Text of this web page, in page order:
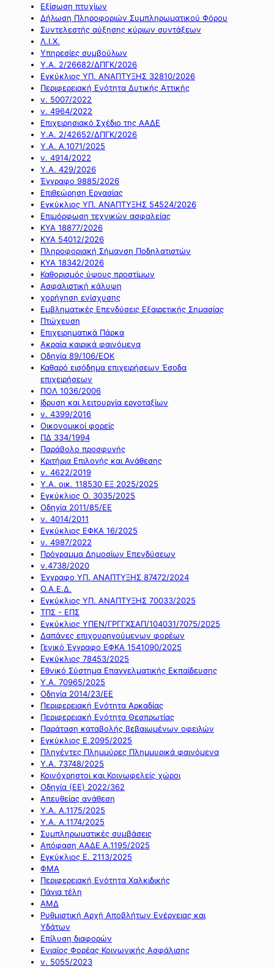
Εξίσωση πτυχίων
Δήλωση Πληροφοριών Συμπληρωματικού Φόρου
Συντελεστής αύξησης κύριων συντάξεων
Λ.Ι.Χ.
Υπηρεσίες συμβούλων
Υ.Α. 2/26682/ΔΠΓΚ/2026
Εγκύκλιος ΥΠ. ΑΝΑΠΤΥΞΗΣ 32810/2026
Περιφερειακή Ενότητα Δυτικής Αττικής
ν. 5007/2022
ν. 4964/2022
Επιχειρησιακό Σχέδιο της ΑΑΔΕ
Υ.Α. 2/42652/ΔΠΓΚ/2026
Υ.Α. Α.1071/2025
ν. 4914/2022
Υ.Α. 429/2026
Έγγραφο 9885/2026
Επιθεώρηση Εργασίας
Εγκύκλιος ΥΠ. ΑΝΑΠΤΥΞΗΣ 54524/2026
Επιμόρφωση τεχνικών ασφαλείας
ΚΥΑ 18877/2026
ΚΥΑ 54012/2026
Πληροφοριακή Σήμανση Ποδηλατιστών
ΚΥΑ 18342/2026
Καθορισμός ύψους προστίμων
Ασφαλιστική κάλυψη
χορήγηση ενίσχυσης
Εμβληματικές Επενδύσεις Εξαιρετικής Σημασίας
Πτώχευση
Επιχειρηματικά Πάρκα
Ακραία καιρικά φαινόμενα
Οδηγία 89/106/ΕΟΚ
Καθαρό εισόδημα επιχειρήσεων Έσοδα
επιχειρήσεων
ΠΟΛ 1036/2006
Ιδρυση και λειτουργία εργοταξίων
ν. 4399/2016
Οικονομικοί φορείς
ΠΔ 334/1994
Παράβολο προσφυγής
Κριτήρια Επιλογής και Ανάθεσης
ν. 4622/2019
Υ.Α. οικ. 118530 ΕΞ 2025/2025
Εγκύκλιος Ο. 3035/2025
Οδηγία 2011/85/ΕΕ
ν. 4014/2011
Εγκύκλιος ΕΦΚΑ 16/2025
ν. 4987/2022
Πρόγραμμα Δημοσίων Επενδύσεων
ν.4738/2020
Έγγραφο ΥΠ. ΑΝΑΠΤΥΞΗΣ 87472/2024
Ο.Α.Ε.Δ.
Εγκύκλιος ΥΠ. ΑΝΑΠΤΥΞΗΣ 70033/2025
ΤΠΣ - ΕΠΣ
Εγκύκλιος ΥΠΕΝ/ΓΡΓΓΧΣΑΠ/104031/7075/2025
Δαπάνες επιχουρηγούμενων φορέων
Γενικό Έγγραφο ΕΦΚΑ 1541090/2025
Εγκύκλιος 78453/2025
Εθνικό Σύστημα Επαγγελματικής Εκπαίδευσης
Υ.Α. 70965/2025
Οδηγία 2014/23/ΕΕ
Περιφερειακή Ενότητα Αρκαδίας
Περιφερειακή Ενότητα Θεσπρωτίας
Παράταση καταβολής βεβαιωμένων οφειλών
Εγκύκλιος Ε.2095/2025
Πληγέντες Πλημμύρες Πλημμυρικά φαινόμενα
Υ.Α. 73748/2025
Κοινόχρηστοι και Κοινωφελείς χώροι
Οδηγία (ΕΕ) 2022/362
Απευθείας ανάθεση
Υ.Α. Α.1175/2025
Υ.Α. Α.1174/2025
Συμπληρωματικές συμβάσεις
Απόφαση ΑΑΔΕ Α.1195/2025
Εγκύκλιος Ε. 2113/2025
ΦΜΑ
Περιφερειακή Ενότητα Χαλκιδικής
Πάγια τέλη
ΑΜΔ
Ρυθμιστική Αρχή Αποβλήτων Ενέργειας και
Υδάτων
Επίλυση διαφορών
Ενιαίος Φορέας Κοινωνικής Ασφάλισης
ν. 5055/2023